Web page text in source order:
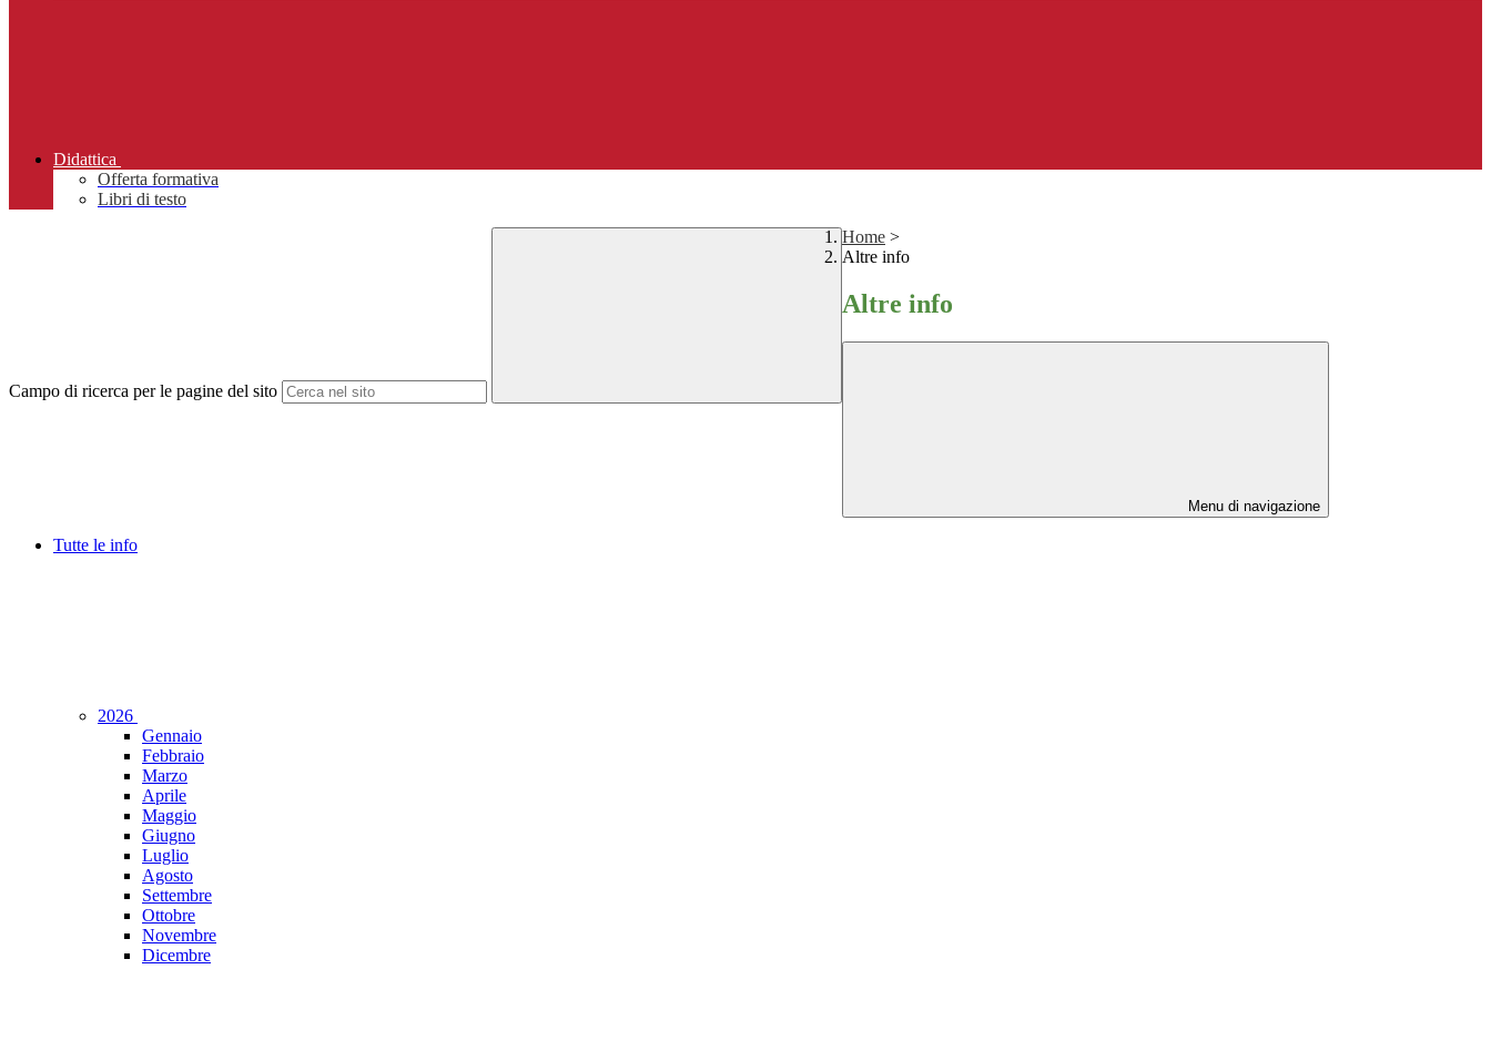
Didattica
Offerta formativa
Libri di testo
Campo di ricerca per le pagine del sito
Home >
Altre info
Altre info
Menu di navigazione
Tutte le info
2026
Gennaio
Febbraio
Marzo
Aprile
Maggio
Giugno
Luglio
Agosto
Settembre
Ottobre
Novembre
Dicembre